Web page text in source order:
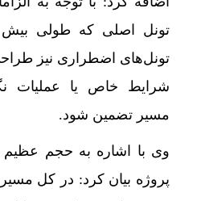
پشت پرده نوسان ۴۴ هزار تومانی دلار در چند ماه
دلارهای خانگی به
ورود حیوانات خانگی
ایرپاد دوربین‌دار اپل احتمالا در کنار
جهش 122 هزار واحدی شاخص بورس؛ ورود یک همت پول حقیقی در آغاز معاملات
رشد 130 هزار واحدی بورس با ورود 6 همت پول حقیقی/ صف خرید 700 نماد
تونل اصلی که طولی بیش
تونل‌های اضطراری نیز
شرایط خاص یا عملیات
مسیر تضمین شود.
وی با اشاره به حجم عظیم